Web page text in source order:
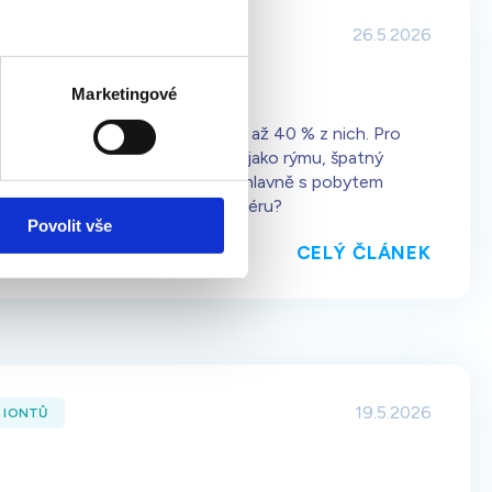
Marketingové
Povolit vše
26.5.2026
a ty respirační tvoří až 40 % z nich. Pro
pro jiného celoroční obtíže jako rýmu, špatný
přitom tyto problémy spojuje hlavně s pobytem
od alergií ulevit alespoň v interiéru?
CELÝ ČLÁNEK
IONTŮ 19.5.2026